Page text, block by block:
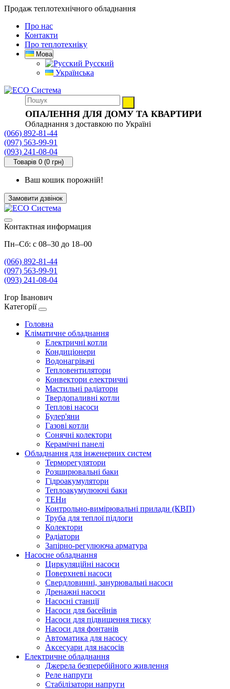
Продаж теплотехнічного обладнання
Про нас
Контакти
Про теплотехніку
Мова
Русский
Українська
ОПАЛЕННЯ ДЛЯ ДОМУ ТА КВАРТИРИ
Обладнання з доставкою по Україні
(066) 892-81-44
(097) 563-99-91
(093) 241-08-04
Товарів 0 (0 грн)
Ваш кошик порожній!
Замовити дзвінок
Контактная информация
Пн–Сб: с 08–30 до 18–00
(066) 892-81-44
(097) 563-99-91
(093) 241-08-04
Ігор Іванович
Категорії
Головна
Кліматичне обладнання
Електричні котли
Кондиціонери
Водонагрівачі
Тепловентилятори
Конвектори електричні
Мастильні радіатори
Твердопаливні котли
Теплові насоси
Булер'яни
Газові котли
Сонячні колектори
Керамічні панелі
Обладнання для інженерних систем
Терморегулятори
Розширювальні баки
Гідроакумулятори
Теплоакумулюючі баки
ТЕНи
Контрольно-вимірювальні прилади (КВП)
Труба для теплої підлоги
Колектори
Радіатори
Запірно-регулююча арматура
Насосне обладнання
Циркуляційні насоси
Поверхневі насоси
Свердловинні, занурювальні насоси
Дренажні насоси
Насосні станції
Насоси для басейнів
Насоси для підвищення тиску
Насоси для фонтанів
Автоматика для насосу
Аксесуари для насосів
Електричне обладнання
Джерела безперебійного живлення
Реле напруги
Стабілізатори напруги